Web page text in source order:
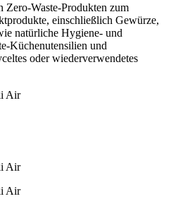
Zero-Waste-Produkten zum
einschließlich Gewürze,
natürliche Hygiene- und
Küchenutensilien und
oder wiederverwendetes